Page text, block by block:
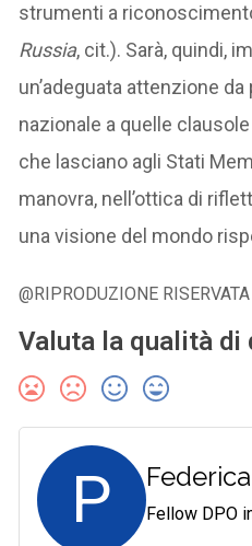
strumenti a
Russia, cit.). Sarà, quindi,
un’adeguata attenzione
nazionale a quelle
che lasciano agli Stati
manovra, nell’ottica di
una visione del mondo
@RIPRODUZIONE RISERVATA
Valuta la qualità
P Fellow DPO